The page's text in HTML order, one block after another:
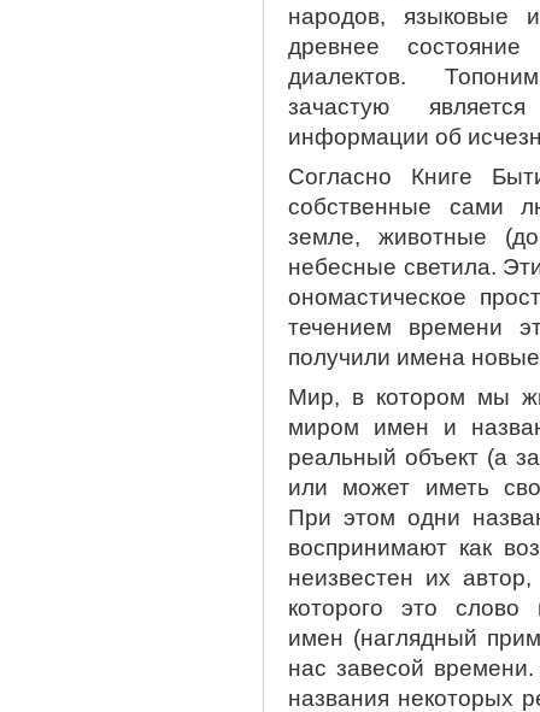
народов, языковые
древнее
диалектов.
зачастую
информации об
Согласно Книге
собственные сами
земле, животные
небесные светила.
ономастическое
течением времени
получили имена
Мир, в котором мы
миром имен и
реальный объект (а
или может иметь
При этом одни
воспринимают как
неизвестен их
которого это слово
имен (наглядный
нас завесой
названия некоторых